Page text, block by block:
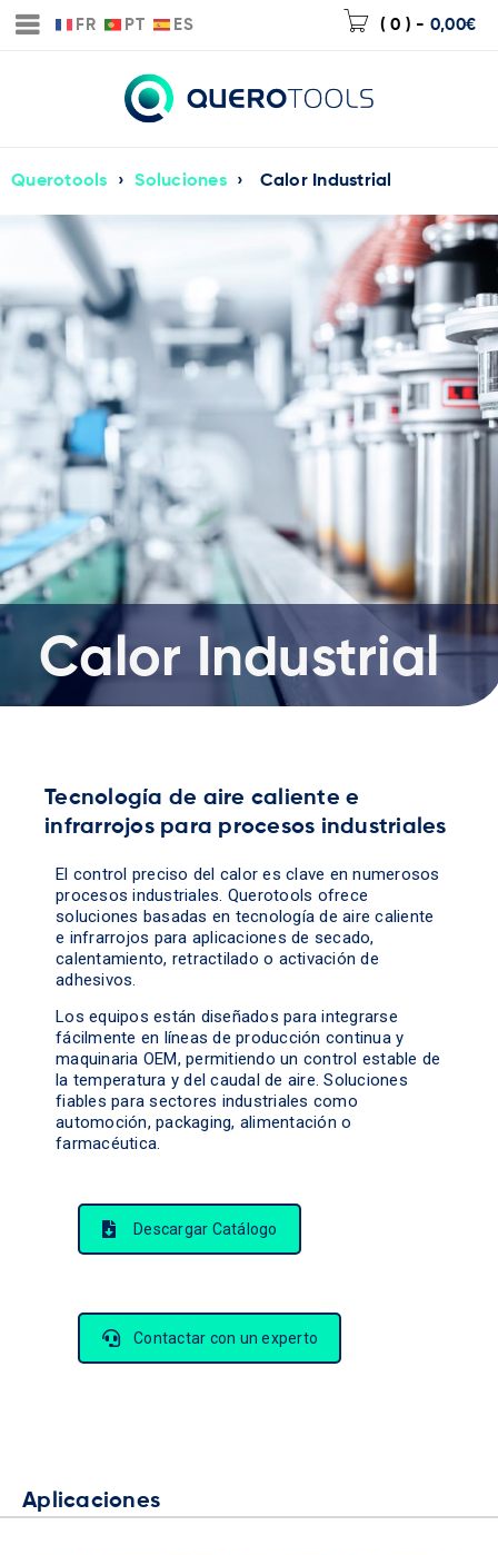
FR PT ES ( 0 ) - 0,00€
Querotools › Soluciones › Calor Industrial
Calor Industrial
Tecnología de aire caliente e
infrarrojos para procesos industriales
El control preciso del calor es clave en numerosos
procesos industriales. Querotools ofrece
soluciones basadas en tecnología de aire caliente
e infrarrojos para aplicaciones de secado,
calentamiento, retractilado o activación de
adhesivos.
Los equipos están diseñados para integrarse
fácilmente en líneas de producción continua y
maquinaria OEM, permitiendo un control estable de
la temperatura y del caudal de aire. Soluciones
fiables para sectores industriales como
automoción, packaging, alimentación o
farmacéutica.
Descargar Catálogo
Contactar con un experto
Aplicaciones